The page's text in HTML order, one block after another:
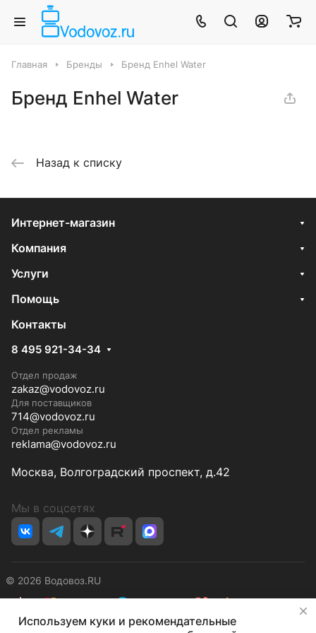
Главная Бренды Бренд Enhel Water
Бренд Enhel Water
Назад к списку
Интернет-магазин
Компания
Услуги
Помощь
Контакты
8 495 921-34-34
Отдел продаж
zakaz@vodovoz.ru
Для поставщиков
714@vodovoz.ru
Отдел рекламы
reklama@vodovoz.ru
Москва, Волгоградский проспект, д.42
Мы в соцсетях
© 2026 Водовоз.RU
КонфиденциальностьОферта
Используем куки и рекомендательные